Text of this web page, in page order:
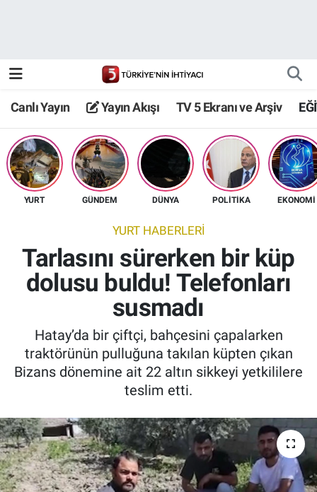
Canlı Yayın Yayın Akışı TV 5 Ekranı ve Arşiv
YURT GÜNDEM DÜNYA POLİTİKA EKONOMİ
YURT HABERLERİ
Tarlasını sürerken bir küp
dolusu buldu! Telefonları
susmadı
Hatay’da bir çiftçi, bahçesini çapalarken
traktörünün pulluğuna takılan küpten çıkan
Bizans dönemine ait 22 altın sikkeyi yetkililere
teslim etti.
TV 5 Ekranı ve Arşiv